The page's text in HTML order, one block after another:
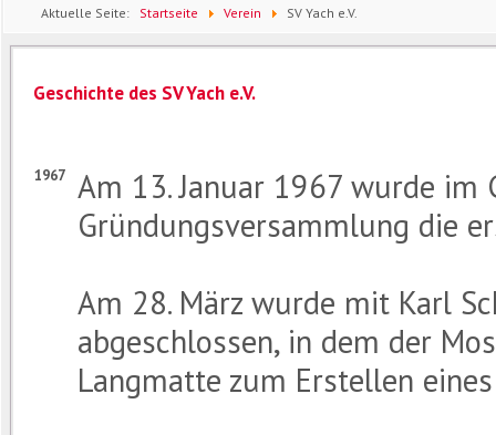
Aktuelle Seite: Startseite Verein SV Yach e.V.
Geschichte des SV Yach e.V.
1967
Am 13. Januar 1967 wurde im
Gründungsversammlung die
Am 28. März wurde mit Karl
abgeschlossen, in dem der
Langmatte zum Erstellen